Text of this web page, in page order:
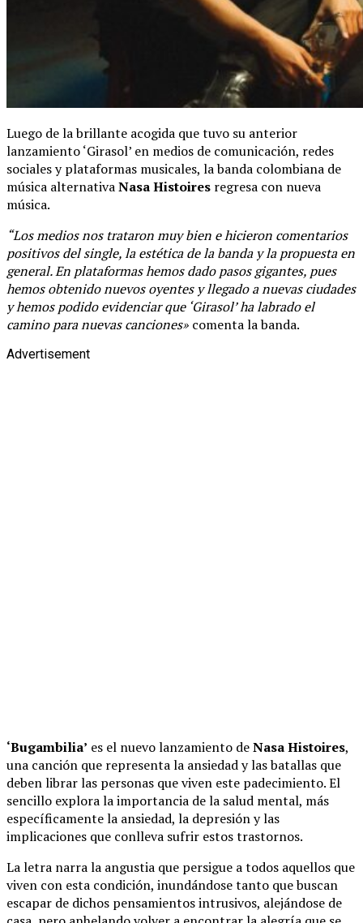
Luego de la brillante acogida que tuvo su anterior
lanzamiento ‘Girasol’ en medios de comunicación, redes
sociales y plataformas musicales, la banda colombiana de
música alternativaNasa Histoires regresa con nueva
música.
“Los medios nos trataron muy bien e hicieron comentarios
positivos del single, la estética de la banda y la propuesta en
general. En plataformas hemos dado pasos gigantes, pues
hemos obtenido nuevos oyentes y llegado a nuevas ciudades
y hemos podido evidenciar que ‘Girasol’ ha labrado el
camino para nuevas canciones» comenta la banda.
Advertisement
‘Bugambilia’ es el nuevo lanzamiento deNasa Histoires,
una canción que representa la ansiedad y las batallas que
deben librar las personas que viven este padecimiento. El
sencillo explora la importancia de la salud mental, más
específicamente la ansiedad, la depresión y las
implicaciones que conlleva sufrir estos trastornos.
La letra narra la angustia que persigue a todos aquellos que
viven con esta condición, inundándose tanto que buscan
escapar de dichos pensamientos intrusivos, alejándose de